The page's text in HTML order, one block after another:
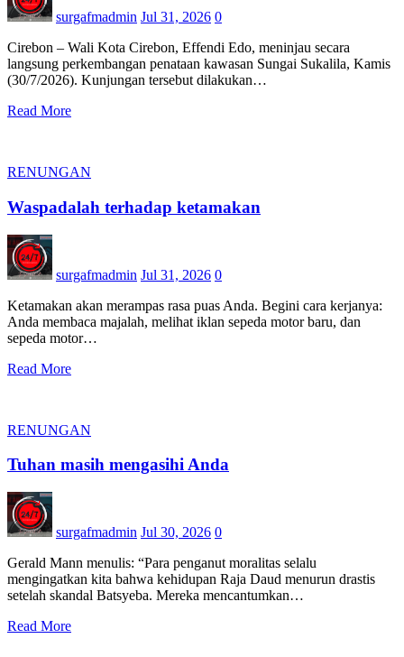
surgafmadmin Jul 31, 2026 0
Cirebon – Wali Kota Cirebon, Effendi Edo, meninjau secara
langsung perkembangan penataan kawasan Sungai Sukalila, Kamis
(30/7/2026). Kunjungan tersebut dilakukan…
Read More
RENUNGAN
Waspadalah terhadap ketamakan
surgafmadmin Jul 31, 2026 0
Ketamakan akan merampas rasa puas Anda. Begini cara kerjanya:
Anda membaca majalah, melihat iklan sepeda motor baru, dan
sepeda motor…
Read More
RENUNGAN
Tuhan masih mengasihi Anda
surgafmadmin Jul 30, 2026 0
Gerald Mann menulis: “Para penganut moralitas selalu
mengingatkan kita bahwa kehidupan Raja Daud menurun drastis
setelah skandal Batsyeba. Mereka mencantumkan…
Read More